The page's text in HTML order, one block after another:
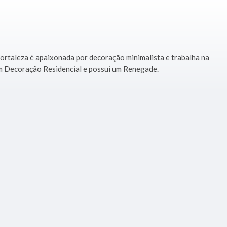
é apaixonada por decoração minimalista e trabalha na
Residencial e possui um Renegade.